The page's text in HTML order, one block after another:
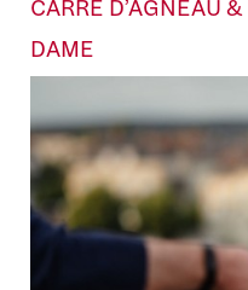
CARRÉ D’AGNEAU
DAME